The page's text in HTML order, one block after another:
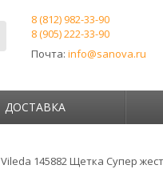
8 (812) 982-33-90
8 (905) 222-33-90
Почта: info@sanova.ru
ДОСТАВКА
Vileda 145882 Щетка Супер